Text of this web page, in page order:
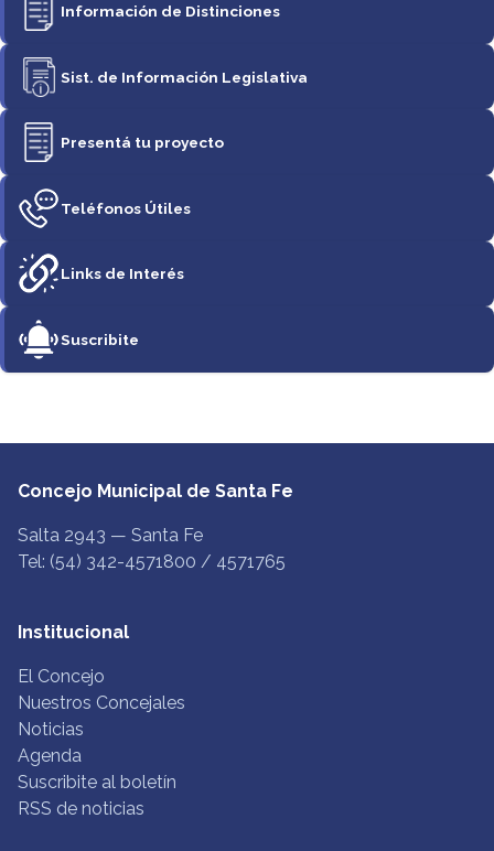
Información de Distinciones
Sist. de Información Legislativa
Presentá tu proyecto
Teléfonos Útiles
Links de Interés
Suscribite
Concejo Municipal de Santa Fe
Salta 2943 — Santa Fe
Tel: (54) 342-4571800 / 4571765
Institucional
El Concejo
Nuestros Concejales
Noticias
Agenda
Suscribite al boletín
RSS de noticias